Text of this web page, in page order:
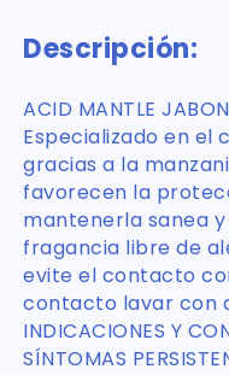
Descripción:
ACID MANTLE
Especializado en el
gracias a la
favorecen la
mantenerla sanea
fragancia libre de
evite el contacto
contacto lavar con
INDICACIONES Y
SÍNTOMAS